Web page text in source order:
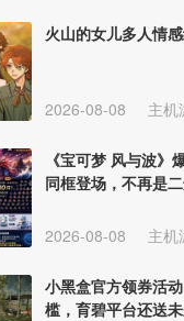
火山的女儿多人情
2026-08-08 主机
《宝可梦 风与波》
同框登场，不再是二
2026-08-08 主机
小黑盒官方领券活
槛，育碧平台还送